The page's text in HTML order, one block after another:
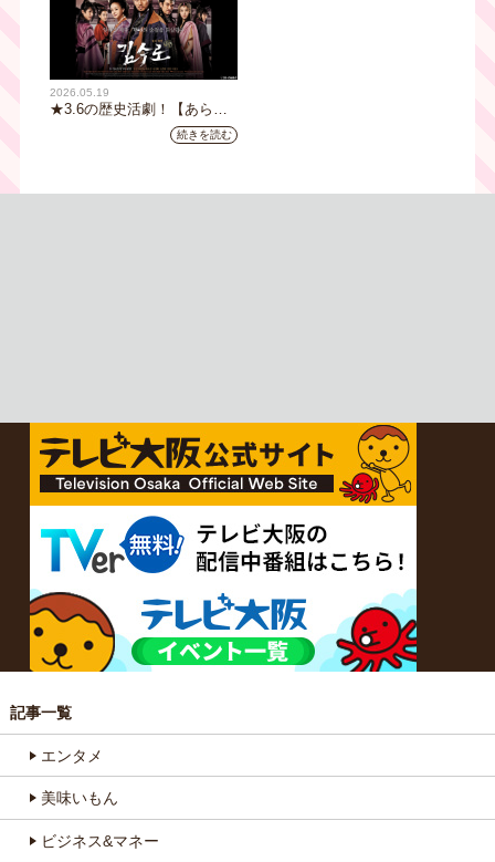
2026.05.19
★3.6の歴史活劇！【あらす
じ全32話イッキ読み】韓国ド
ラマ『鉄の王 キム・スロ』
信あり】
続きを読む
記事一覧
エンタメ
美味いもん
ビジネス&マネー